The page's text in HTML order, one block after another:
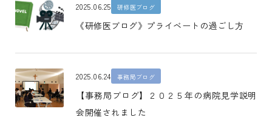
2025.06.25 研修医ブログ
《研修医ブログ》プライベートの過ごし方
2025.06.24 事務局ブログ
【事務局ブログ】２０２５年の病院見学説明
会開催されました